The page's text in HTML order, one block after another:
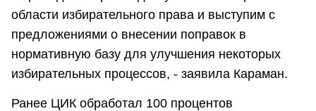
области избирательного права и выступим с
предложениями о внесении поправок в
нормативную базу для улучшения некоторых
избирательных процессов, - заявила Караман.
Ранее ЦИК обработал 100 процентов